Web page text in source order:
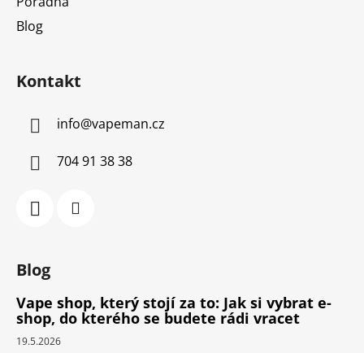
Blog
Kontakt
info@vapeman.cz
704 91 38 38
Blog
Vape shop, který stojí za to: Jak si vybrat e-
shop, do kterého se budete rádi vracet
19.5.2026